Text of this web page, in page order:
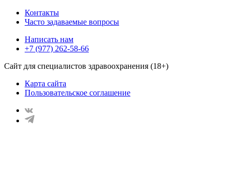
Контакты
Часто задаваемые вопросы
Написать нам
+7 (977) 262-58-66
Сайт для специалистов здравоохранения (18+)
Карта сайта
Пользовательское соглашение